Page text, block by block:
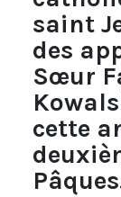
saint
des
Sœur
cette